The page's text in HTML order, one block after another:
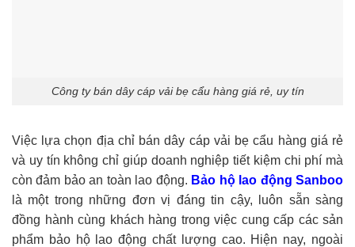
Công ty bán dây cáp vải bẹ cẩu hàng giá rẻ, uy tín
Việc lựa chọn địa chỉ bán dây cáp vải bẹ cẩu hàng giá rẻ
và uy tín không chỉ giúp doanh nghiệp tiết kiệm chi phí mà
còn đảm bảo an toàn lao động. Bảo hộ lao động Sanboo
là một trong những đơn vị đáng tin cậy, luôn sẵn sàng
đồng hành cùng khách hàng trong việc cung cấp các sản
phẩm bảo hộ lao động chất lượng cao. Hiện nay, ngoài